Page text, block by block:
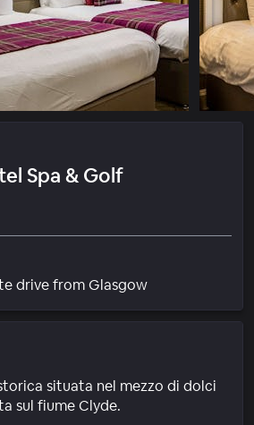
Spa & Golf
drive from GlasgowQuartiere
situata nel mezzo di dolci
sul fiume Clyde.